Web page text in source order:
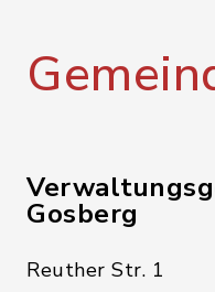
Gosberg
Reuther Str. 1